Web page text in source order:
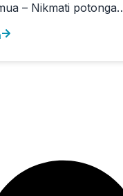
– Nikmati potongan